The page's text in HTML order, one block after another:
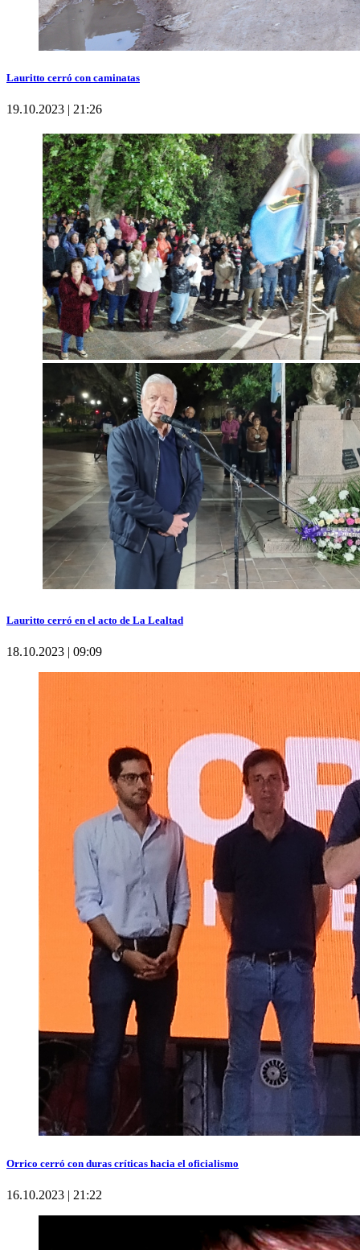
Lauritto cerró con caminatas
19.10.2023 | 21:26
Lauritto cerró en el acto de La Lealtad
18.10.2023 | 09:09
Orrico cerró con duras críticas hacia el oficialismo
16.10.2023 | 21:22